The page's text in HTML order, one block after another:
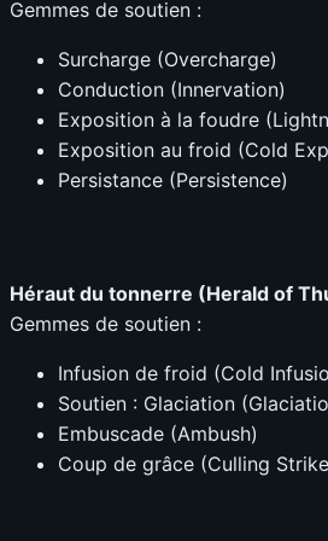
Gemmes de soutien :
Surcharge (Overcharge)
Conduction (Innervation)
Exposition à la foudre
Exposition au froid (Cold
Persistance (Persistence)
Héraut du tonnerre (Herald of
Gemmes de soutien :
Infusion de froid (Cold
Soutien : Glaciation
Embuscade (Ambush)
Coup de grâce (Culling